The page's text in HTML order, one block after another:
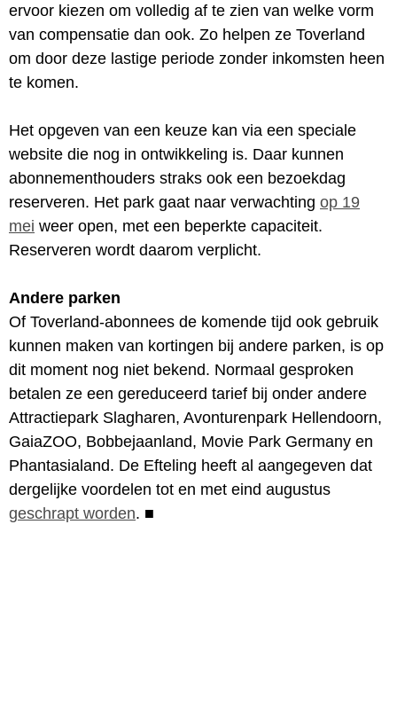
ervoor kiezen om volledig af te zien van welke vorm
van compensatie dan ook. Zo helpen ze Toverland
om door deze lastige periode zonder inkomsten heen
te komen.
Het opgeven van een keuze kan via een speciale
website die nog in ontwikkeling is. Daar kunnen
abonnementhouders straks ook een bezoekdag
reserveren. Het park gaat naar verwachting op 19
mei weer open, met een beperkte capaciteit.
Reserveren wordt daarom verplicht.
Andere parken
Of Toverland-abonnees de komende tijd ook gebruik
kunnen maken van kortingen bij andere parken, is op
dit moment nog niet bekend. Normaal gesproken
betalen ze een gereduceerd tarief bij onder andere
Attractiepark Slagharen, Avonturenpark Hellendoorn,
GaiaZOO, Bobbejaanland, Movie Park Germany en
Phantasialand. De Efteling heeft al aangegeven dat
dergelijke voordelen tot en met eind augustus
geschrapt worden. ■